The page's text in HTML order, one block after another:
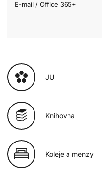
E-mail / Office 365+
JU
Knihovna
Koleje a menzy